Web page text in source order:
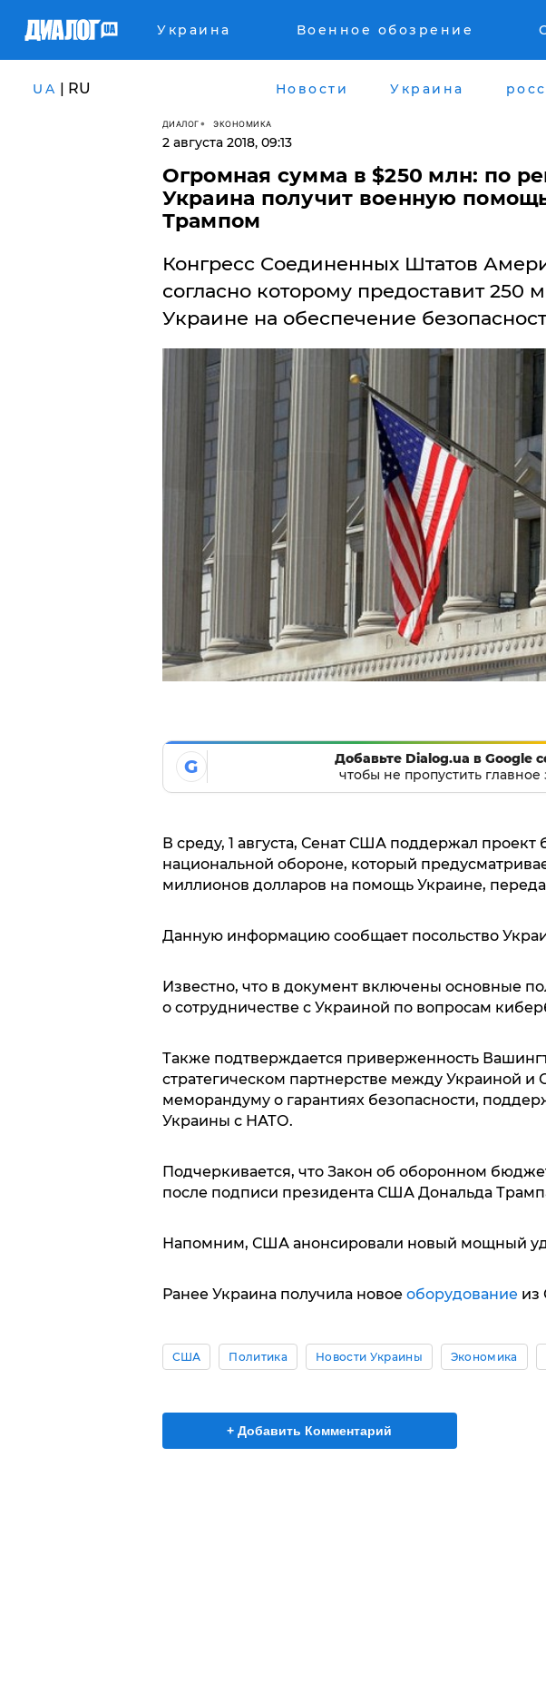
Украина Военное обозрение
UA | RU Новости Украина
ДИАЛОГ ЭКОНОМИКА
2 августа 2018, 09:13
Огромная сумма в $250 млн: по
Украина получит военную
Трампом
Конгресс Соединенных Штатов
согласно которому предоставит 250
Украине на обеспечение
G
Добавьте Dialog.ua в Google
чтобы не пропустить главное
В среду, 1 августа, Сенат США поддержал проект
национальной обороне, который
миллионов долларов на помощь Украине,
Данную информацию сообщает посольство
Известно, что в документ включены основные
о сотрудничестве с Украиной по вопросам
Также подтверждается приверженность
стратегическом партнерстве между Украиной
меморандуму о гарантиях безопасности,
Украины с НАТО.
Подчеркивается, что Закон об оборонном
после подписи президента США Дональда
Напомним, США анонсировали новый мощный
Ранее Украина получила новое оборудование
США Политика Новости Украины Экономика
+ Добавить Комментарий